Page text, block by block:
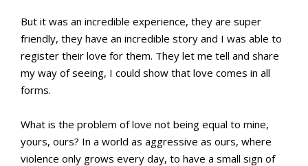
But it was an incredible experience, they are super
friendly, they have an incredible story and I was able to
register their love for them. They let me tell and share
my way of seeing, I could show that love comes in all
forms.
What is the problem of love not being equal to mine,
yours, ours? In a world as aggressive as ours, where
violence only grows every day, to have a small sign of